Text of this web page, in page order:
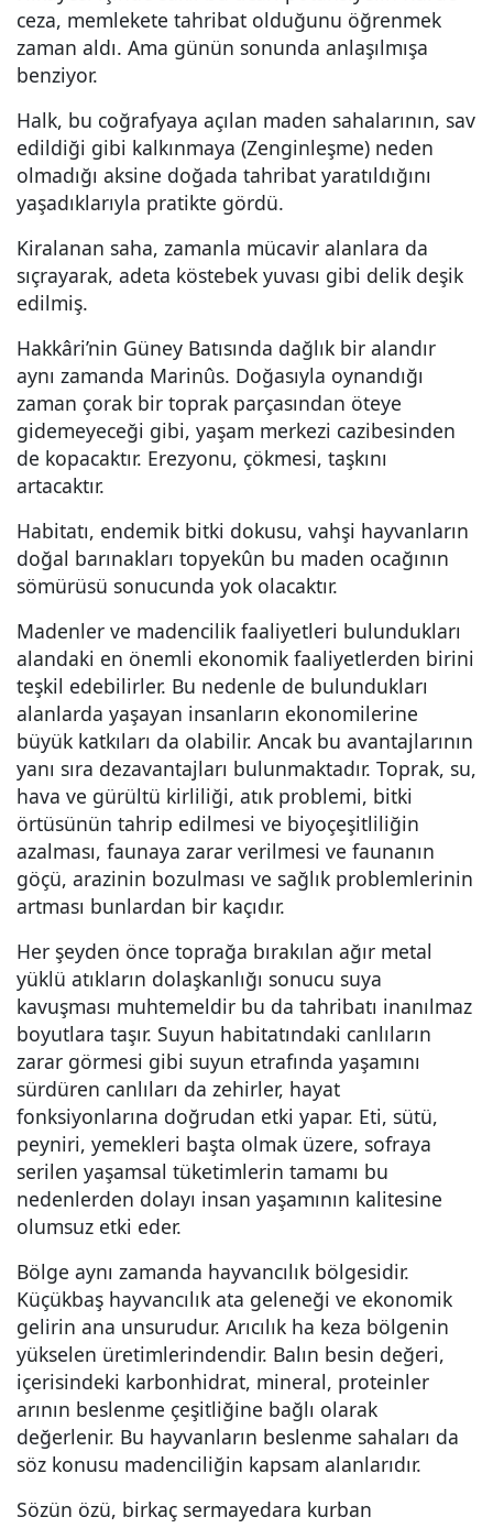
ceza, memlekete tahribat olduğunu öğrenmek
zaman aldı. Ama günün sonunda anlaşılmışa
benziyor.
Halk, bu coğrafyaya açılan maden sahalarının, sav
edildiği gibi kalkınmaya (Zenginleşme) neden
olmadığı aksine doğada tahribat yaratıldığını
yaşadıklarıyla pratikte gördü.
Kiralanan saha, zamanla mücavir alanlara da
sıçrayarak, adeta köstebek yuvası gibi delik deşik
edilmiş.
Hakkâri’nin Güney Batısında dağlık bir alandır
aynı zamanda Marinûs. Doğasıyla oynandığı
zaman çorak bir toprak parçasından öteye
gidemeyeceği gibi, yaşam merkezi cazibesinden
de kopacaktır. Erezyonu, çökmesi, taşkını
artacaktır.
Habitatı, endemik bitki dokusu, vahşi hayvanların
doğal barınakları topyekûn bu maden ocağının
sömürüsü sonucunda yok olacaktır.
Madenler ve madencilik faaliyetleri bulundukları
alandaki en önemli ekonomik faaliyetlerden birini
teşkil edebilirler. Bu nedenle de bulundukları
alanlarda yaşayan insanların ekonomilerine
büyük katkıları da olabilir. Ancak bu avantajlarının
yanı sıra dezavantajları bulunmaktadır. Toprak, su,
hava ve gürültü kirliliği, atık problemi, bitki
örtüsünün tahrip edilmesi ve biyoçeşitliliğin
azalması, faunaya zarar verilmesi ve faunanın
göçü, arazinin bozulması ve sağlık problemlerinin
artması bunlardan bir kaçıdır.
Her şeyden önce toprağa bırakılan ağır metal
yüklü atıkların dolaşkanlığı sonucu suya
kavuşması muhtemeldir bu da tahribatı inanılmaz
boyutlara taşır. Suyun habitatındaki canlıların
zarar görmesi gibi suyun etrafında yaşamını
sürdüren canlıları da zehirler, hayat
fonksiyonlarına doğrudan etki yapar. Eti, sütü,
peyniri, yemekleri başta olmak üzere, sofraya
serilen yaşamsal tüketimlerin tamamı bu
nedenlerden dolayı insan yaşamının kalitesine
olumsuz etki eder.
Bölge aynı zamanda hayvancılık bölgesidir.
Küçükbaş hayvancılık ata geleneği ve ekonomik
gelirin ana unsurudur. Arıcılık ha keza bölgenin
yükselen üretimlerindendir. Balın besin değeri,
içerisindeki karbonhidrat, mineral, proteinler
arının beslenme çeşitliğine bağlı olarak
değerlenir. Bu hayvanların beslenme sahaları da
söz konusu madenciliğin kapsam alanlarıdır.
Sözün özü, birkaç sermayedara kurban